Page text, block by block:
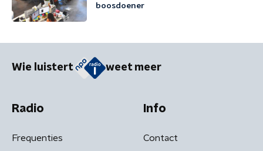
boosdoener
Wie luistert weet meer
Radio
Frequenties
Info
Contact